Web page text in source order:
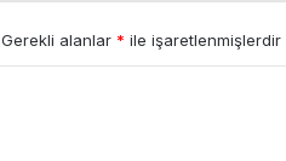
Gerekli alanlar * ile işaretlenmişlerdir